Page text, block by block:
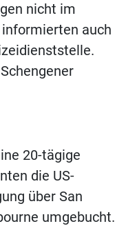
nicht im
auch
20-tägige
die US-
über San
umgebucht.